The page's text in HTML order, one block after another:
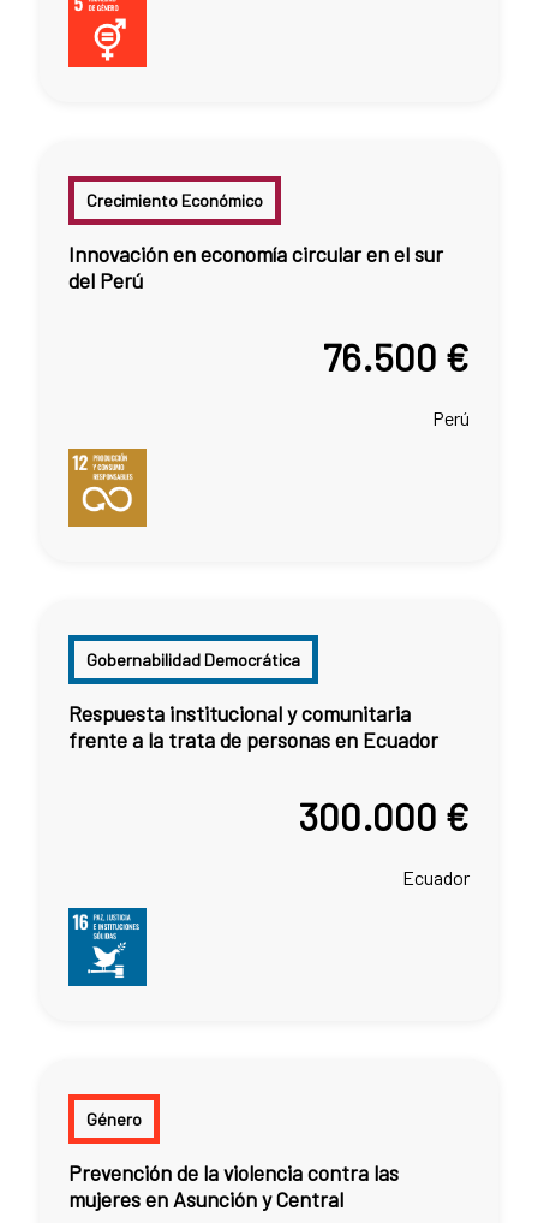
Crecimiento Económico
Innovación en economía circular en el sur
del Perú
76.500 €
Perú
Gobernabilidad Democrática
Respuesta institucional y comunitaria
frente a la trata de personas en Ecuador
300.000 €
Ecuador
Género
Prevención de la violencia contra las
mujeres en Asunción y Central